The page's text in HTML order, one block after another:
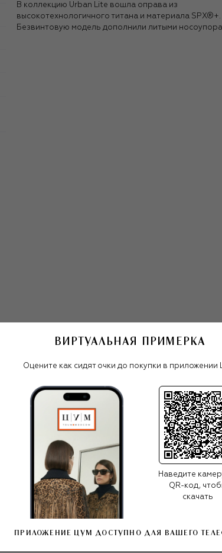
В коллекцию Urban Lite вошла оправа из
высокотехнологичного титана и материала SPX®+.
Безвинтовую модель дополнили литыми
Все женские очки
Silhouette
ПОХОЖИЕ МОДЕЛИ
ВИРТУАЛЬНАЯ ПРИМЕРКА
Оцените как сидят очки до покупки в приложении
Наведите
QR-код,
скачать
ПРИЛОЖЕНИЕ ЦУМ ДОСТУПНО ДЛЯ ВАШЕГО